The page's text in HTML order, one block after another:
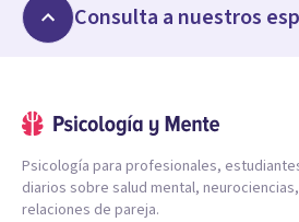
Consulta a nuestros
Psicología para profesionales,
diarios sobre salud mental,
relaciones de pareja.